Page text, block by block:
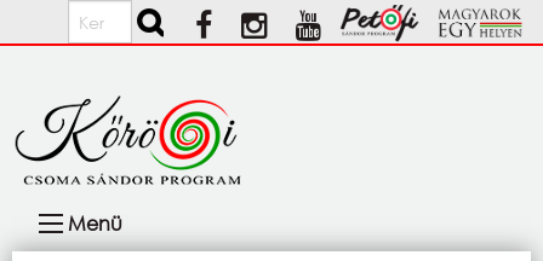
Ugrás a tartalomra
Keresés
navigáció
Menü